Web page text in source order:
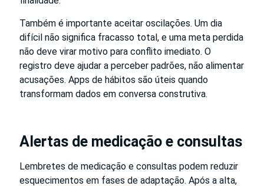
Também é importante aceitar oscilações. Um dia
difícil não significa fracasso total, e uma meta perdida
não deve virar motivo para conflito imediato. O
registro deve ajudar a perceber padrões, não alimentar
acusações. Apps de hábitos são úteis quando
transformam dados em conversa construtiva.
Alertas de medicação e consultas
Lembretes de medicação e consultas podem reduzir
esquecimentos em fases de adaptação. Após a alta,